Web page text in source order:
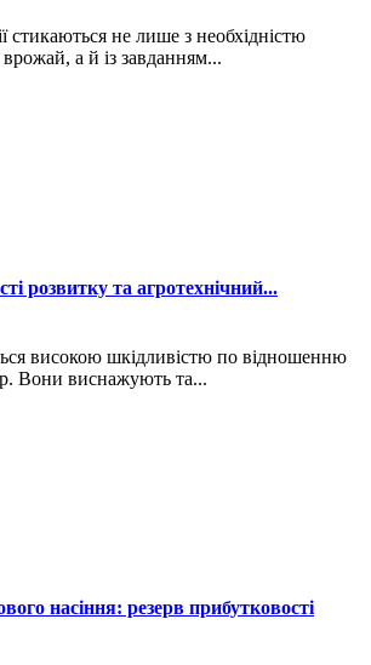
стикаються не лише з необхідністю
а й із завданням...
розвитку та агротехнічний...
високою шкідливістю по відношенню
Вони виснажують та...
насіння: резерв прибутковості